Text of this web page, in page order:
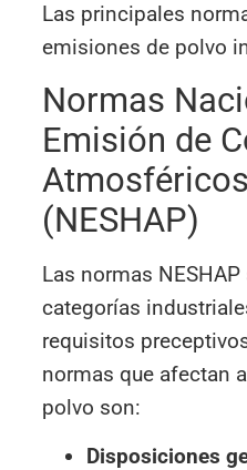
Las principales
emisiones de polvo
Normas
Emisión de
(NESHAP)
Las normas
categorías
requisitos
normas que afectan
polvo son:
Disposiciones